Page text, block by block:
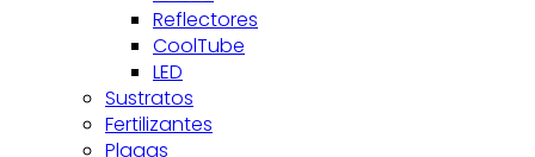
Reflectores
CoolTube
LED
Sustratos
Fertilizantes
Plagas